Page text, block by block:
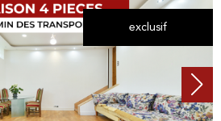
exclusif